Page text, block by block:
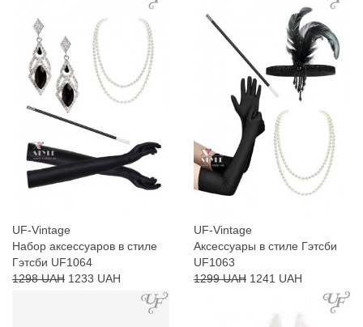
UF-Vintage
Набор аксессуаров в стиле
Гэтсби UF1064
1298 UAH 1233 UAH
UF-Vintage
Аксессуары в стиле Гэтсби
UF1063
1299 UAH 1241 UAH